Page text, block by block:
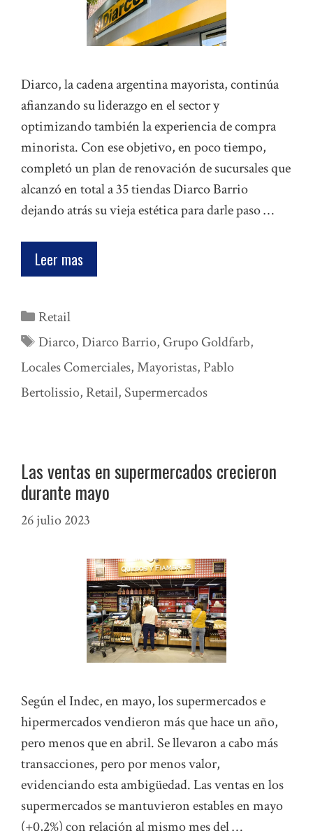
Diarco, la cadena argentina mayorista, continúa
afianzando su liderazgo en el sector y
optimizando también la experiencia de compra
minorista. Con ese objetivo, en poco tiempo,
completó un plan de renovación de sucursales que
alcanzó en total a 35 tiendas Diarco Barrio
dejando atrás su vieja estética para darle paso …
Leer mas
Categorías
Retail
Etiquetas
Diarco,Diarco Barrio, Grupo Goldfarb,
Locales Comerciales,Mayoristas, Pablo
Bertolissio, Retail, Supermercados
Las ventas en supermercados crecieron
durante mayo
26 julio 2023
Según el Indec, en mayo, los supermercados e
hipermercados vendieron más que hace un año,
pero menos que en abril. Se llevaron a cabo más
transacciones, pero por menos valor,
evidenciando esta ambigüedad. Las ventas en los
supermercados se mantuvieron estables en mayo
(+0,2%) con relación al mismo mes del …